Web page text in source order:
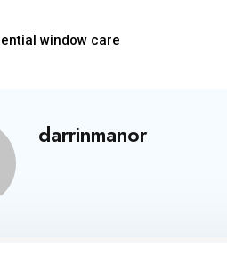
window care
darrinmanor